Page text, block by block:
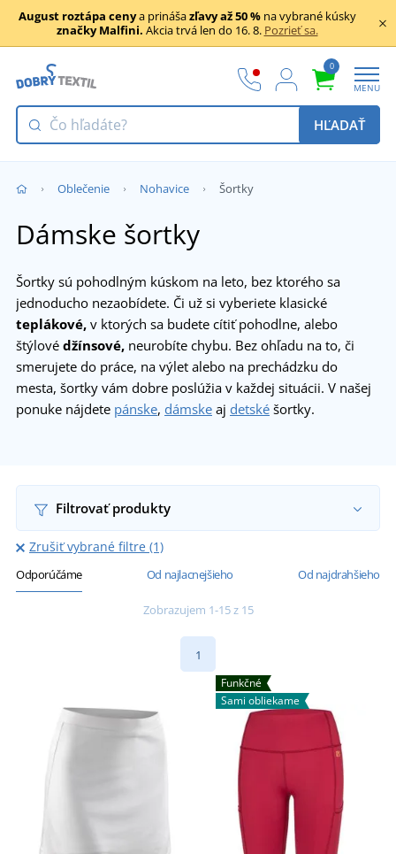
August roztápa cenya prinášazľavy až 50 %na vybrané kúsky
značky Malfini. Akcia trvá len do 16. 8. Pozrieť sa.
0
MENU
HĽADAŤ
Oblečenie Nohavice Šortky
Dámske šortky
Šortky sú pohodlným kúskom na leto, bez ktorého sa
jednoducho nezaobídete. Či už si vyberiete klasické
teplákové, v ktorých sa budete cítiť pohodlne, alebo
štýlové džínsové, neurobíte chybu. Bez ohľadu na to, či
smerujete do práce, na výlet alebo na prechádzku do
mesta, šortky vám dobre poslúžia v každej situácii. V našej
ponuke nájdete pánske, dámske aj detské šortky.
Filtrovať produkty
Zrušiť vybrané filtre (1)
Odporúčáme Od najlacnejšieho Od najdrahšieho
Zobrazujem 1-15 z 15
1
Funkčné
Sami obliekame